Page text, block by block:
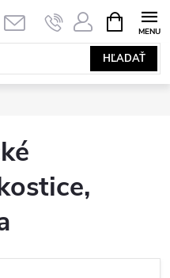
HĽADAŤ
KOŠÍK